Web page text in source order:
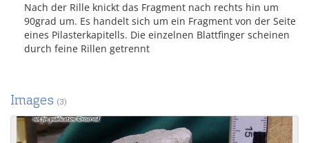
Nach der Rille knickt das Fragment nach rechts hin um
90grad um. Es handelt sich um ein Fragment von der Seite
eines Pilasterkapitells. Die einzelnen Blattfinger scheinen
durch feine Rillen getrennt
Images (3)